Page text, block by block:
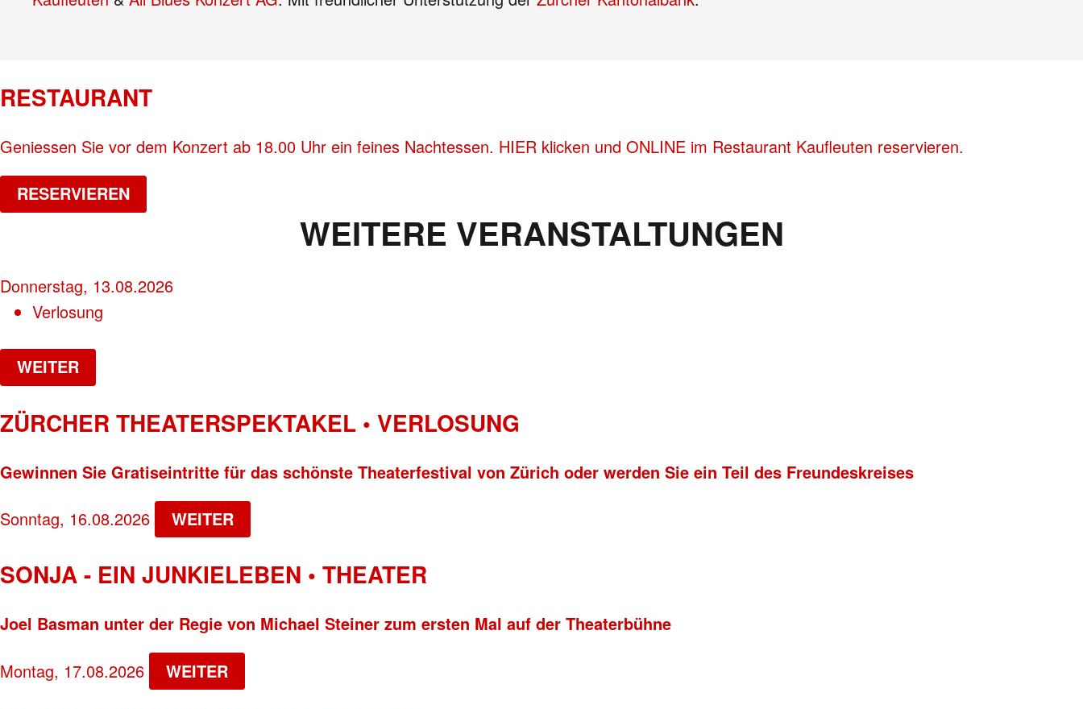
RESTAURANT
Geniessen Sie vor dem Konzert ab 18.00 Uhr ein feines Nachtessen. HIER klicken und ONLINE im Restaurant Kaufleuten reservieren.
RESERVIEREN
WEITERE VERANSTALTUNGEN
Donnerstag, 13.08.2026
Verlosung
WEITER
ZÜRCHER THEATERSPEKTAKEL • VERLOSUNG
Gewinnen Sie Gratiseintritte für das schönste Theaterfestival von Zürich oder werden Sie ein Teil des Freundeskreises
Sonntag, 16.08.2026 WEITER
SONJA - EIN JUNKIELEBEN • THEATER
Joel Basman unter der Regie von Michael Steiner zum ersten Mal auf der Theaterbühne
Montag, 17.08.2026 WEITER